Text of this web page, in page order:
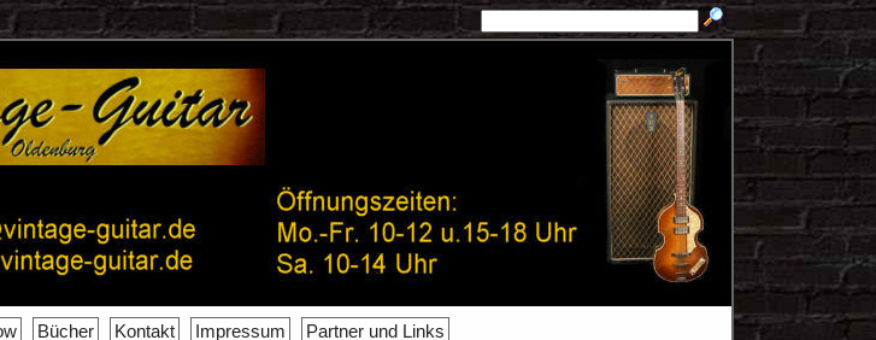
Bücher Kontakt Impressum Partner und Links